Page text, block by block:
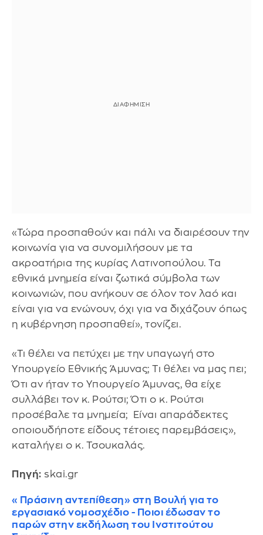
«Τώρα προσπαθούν και πάλι να διαιρέσουν την
κοινωνία για να συνομιλήσουν με τα
ακροατήρια της κυρίας Λατινοπούλου. Τα
εθνικά μνημεία είναι ζωτικά σύμβολα των
κοινωνιών, που ανήκουν σε όλον τον λαό και
είναι για να ενώνουν, όχι για να διχάζουν όπως
η κυβέρνηση προσπαθεί», τονίζει.
«Τι θέλει να πετύχει με την υπαγωγή στο
Υπουργείο Εθνικής Άμυνας; Τι θέλει να μας πει;
Ότι αν ήταν το Υπουργείο Άμυνας, θα είχε
συλλάβει τον κ. Ρούτσι; Ότι ο κ. Ρούτσι
προσέβαλε τα μνημεία; Είναι απαράδεκτες
οποιουδήποτε είδους τέτοιες παρεμβάσεις»,
καταλήγει ο κ. Τσουκαλάς.
Πηγή: skai.gr
«Πράσινη αντεπίθεση» στη Βουλή για το
εργασιακό νομοσχέδιο - Ποιοι έδωσαν το
παρών στην εκδήλωση του Ινστιτούτου